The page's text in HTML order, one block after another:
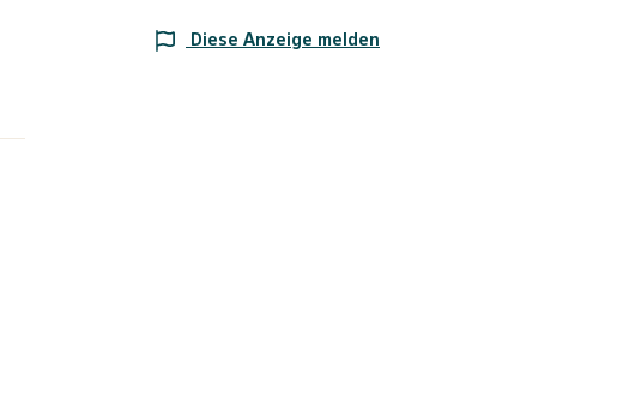
Diese Anzeige melden